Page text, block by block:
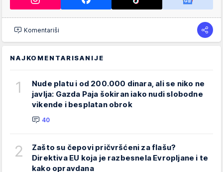
Komentariši
NAJKOMENTARISANIJE
1
Nude platu i od 200.000 dinara, ali se niko ne
javlja: Gazda Paja šokiran iako nudi slobodne
vikende i besplatan obrok
40
2
Zašto su čepovi pričvršćeni za flašu?
Direktiva EU koja je razbesnela Evropljane i te
kako opravdana